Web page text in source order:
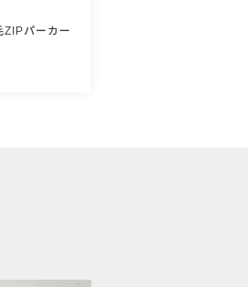
ZIPパーカー